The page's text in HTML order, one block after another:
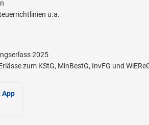
u.a.
2025
zum KStG, MinBestG, InvFG und